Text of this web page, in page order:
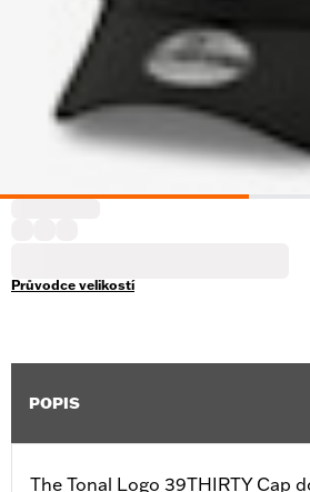
Průvodce velikostí
POPIS
The Tonal Logo 39THIRTY Cap